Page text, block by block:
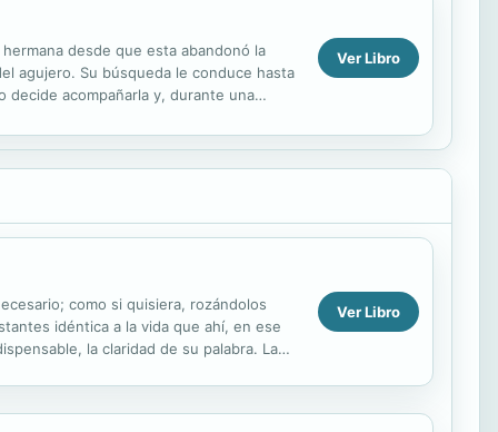
desde que esta abandonó la
agujero. Su búsqueda le conduce hasta
decide acompañarla y, durante una
Ver Libro
como si quisiera, rozándolos
idéntica a la vida que ahí, en ese
la claridad de su palabra. La
Ver Libro